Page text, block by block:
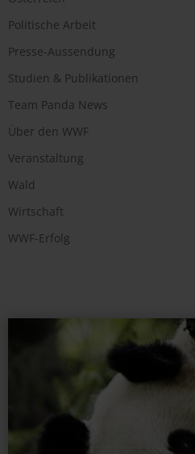
Politische Arbeit
Presse-Aussendung
Studien & Publikationen
Team Panda News
Über den WWF
Veranstaltung
Wald
Wirtschaft
WWF-Erfolg